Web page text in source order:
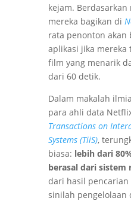
kejam.
mereka bagikan di
rata penonton akan
aplikasi jika mereka
film yang menarik
dari 60 detik.
Dalam makalah
para ahli data
Transactions on
Systems (TiiS),
biasa: lebih dari
berasal dari sistem
dari hasil
sinilah pengelolaan